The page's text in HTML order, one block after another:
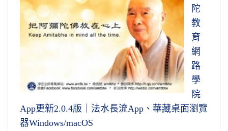
陀
教
育
網
路
學
院
App更新2.0.4版｜法水長流App、華藏桌面瀏覽
器Windows/macOS